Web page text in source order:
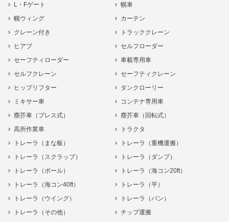
L・Fゲート
幌車
幌ウィング
カーテン
クレーン付き
トラッククレーン
ヒアブ
セルフローダー
セーフティローダー
車載専用車
セルフクレーン
セーフティクレーン
ヒップリフター
タンクローリー
ミキサー車
コンテナ専用車
塵芥車（プレス式）
塵芥車（回転式）
高所作業車
トラクタ
トレーラ（まな板）
トレーラ（重機運搬）
トレーラ（スクラップ）
トレーラ（ダンプ）
トレーラ（ポール）
トレーラ（海コン20ft）
トレーラ（海コン40ft）
トレーラ（平）
トレーラ（ウイング）
トレーラ（バン）
トレーラ（その他）
チップ運搬